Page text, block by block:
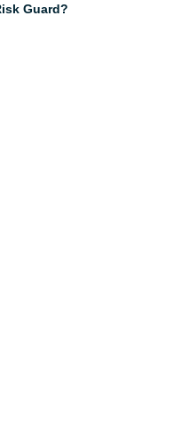
Guard?